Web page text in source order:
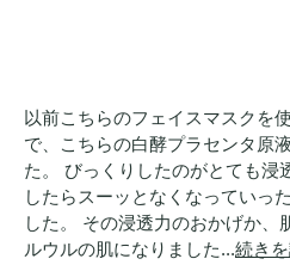
以前こちらのフェイスマスクを
で、こちらの白酵プラセンタ原
た。 びっくりしたのがとても浸
したらスーッとなくなっていっ
した。 その浸透力のおかげか、
ルウルの肌になりました...続き